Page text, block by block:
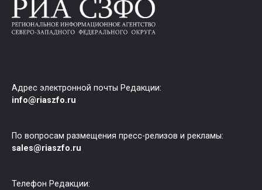
Адрес электронной почты Редакции:
info@riaszfo.ru
По вопросам размещения пресс-релизов и рекламы:
sales@riaszfo.ru
Телефон Редакции: